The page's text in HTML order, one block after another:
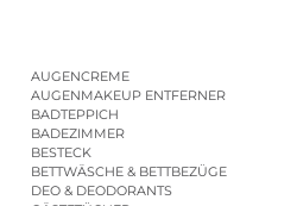
AUGENCREME
AUGENMAKEUP ENTFERNER
BADTEPPICH
BADEZIMMER
BESTECK
BETTWÄSCHE & BETTBEZÜGE
DEO & DEODORANTS